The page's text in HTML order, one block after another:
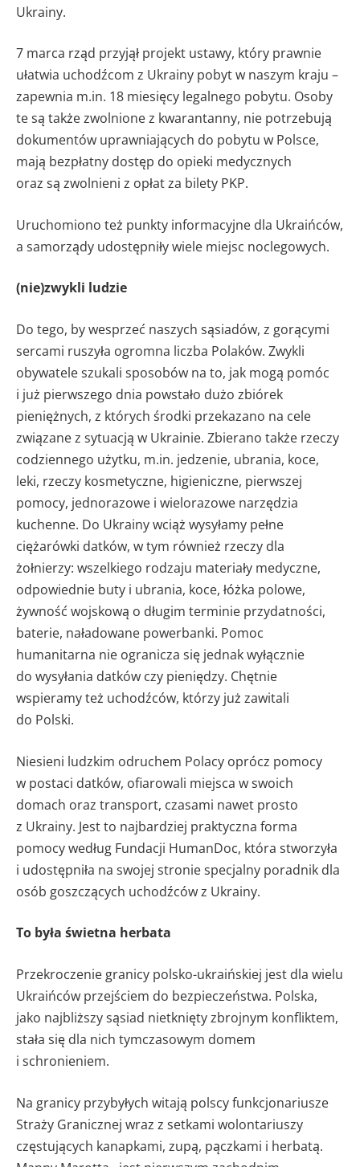
Ukrainy.
7 marca rząd przyjął projekt ustawy, który prawnie
ułatwia uchodźcom z Ukrainy pobyt w naszym kraju –
zapewnia m.in. 18 miesięcy legalnego pobytu. Osoby
te są także zwolnione z kwarantanny, nie potrzebują
dokumentów uprawniających do pobytu w Polsce,
mają bezpłatny dostęp do opieki medycznych
oraz są zwolnieni z opłat za bilety PKP.
Uruchomiono też punkty informacyjne dla Ukraińców,
a samorządy udostępniły wiele miejsc noclegowych.
(nie)zwykli ludzie
Do tego, by wesprzeć naszych sąsiadów, z gorącymi
sercami ruszyła ogromna liczba Polaków. Zwykli
obywatele szukali sposobów na to, jak mogą pomóc
i już pierwszego dnia powstało dużo zbiórek
pieniężnych, z których środki przekazano na cele
związane z sytuacją w Ukrainie. Zbierano także rzeczy
codziennego użytku, m.in. jedzenie, ubrania, koce,
leki, rzeczy kosmetyczne, higieniczne, pierwszej
pomocy, jednorazowe i wielorazowe narzędzia
kuchenne. Do Ukrainy wciąż wysyłamy pełne
ciężarówki datków, w tym również rzeczy dla
żołnierzy: wszelkiego rodzaju materiały medyczne,
odpowiednie buty i ubrania, koce, łóżka polowe,
żywność wojskową o długim terminie przydatności,
baterie, naładowane powerbanki. Pomoc
humanitarna nie ogranicza się jednak wyłącznie
do wysyłania datków czy pieniędzy. Chętnie
wspieramy też uchodźców, którzy już zawitali
do Polski.
Niesieni ludzkim odruchem Polacy oprócz pomocy
w postaci datków, ofiarowali miejsca w swoich
domach oraz transport, czasami nawet prosto
z Ukrainy. Jest to najbardziej praktyczna forma
pomocy według Fundacji HumanDoc, która stworzyła
i udostępniła na swojej stronie specjalny poradnik dla
osób goszczących uchodźców z Ukrainy.
To była świetna herbata
Przekroczenie granicy polsko-ukraińskiej jest dla wielu
Ukraińców przejściem do bezpieczeństwa. Polska,
jako najbliższy sąsiad nietknięty zbrojnym konfliktem,
stała się dla nich tymczasowym domem
i schronieniem.
Na granicy przybyłych witają polscy funkcjonariusze
Straży Granicznej wraz z setkami wolontariuszy
częstujących kanapkami, zupą, pączkami i herbatą.